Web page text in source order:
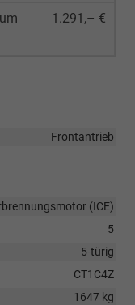
1.291,– €
Frontantrieb
(ICE)
5
5-türig
CT1C4Z
1647 kg